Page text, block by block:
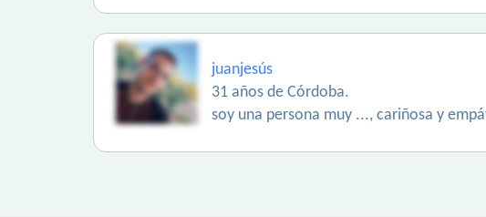
juanjesús
31 años de Córdoba.
soy una persona muy ..., cariñosa y